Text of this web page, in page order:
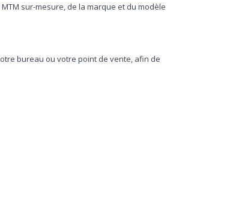
sur-mesure, de la marque et du modèle
bureau ou votre point de vente, afin de